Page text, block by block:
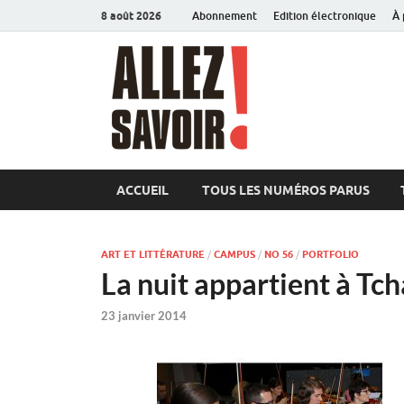
8 août 2026 Abonnement Edition électronique À
ACCUEIL TOUS LES NUMÉROS PARUS
ART ET LITTÉRATURE / CAMPUS / NO 56 / PORTFOLIO
La nuit appartient à
23 janvier 2014